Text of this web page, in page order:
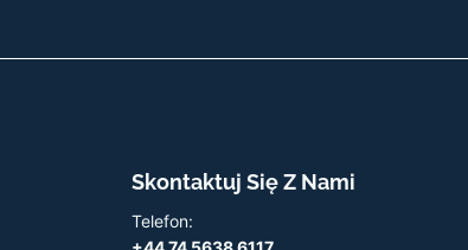
Skontaktuj Się Z Nami
Telefon: